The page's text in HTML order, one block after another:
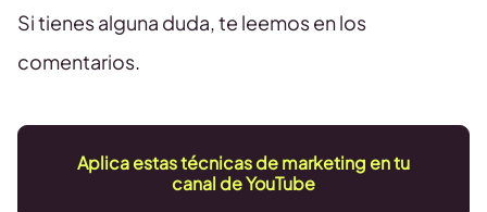
Si tienes alguna duda, te leemos en los
comentarios.
Aplica estas técnicas de marketing en tu
canal de YouTube